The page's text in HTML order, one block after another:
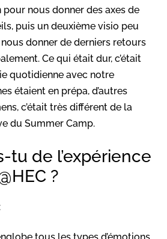
nous donner des axes de
puis un deuxième visio peu
donner de derniers retours
Ce qui était dur, c’était
quotidienne avec notre
étaient en prépa, d’autres
c’était très différent de la
du Summer Camp.
tu de l’expérience
?